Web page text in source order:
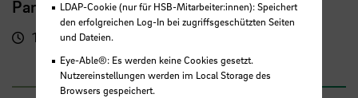
Partizipation in der Technikentwicklung
10:00 - 16:00 Uhr
Campus Am Brill
LDAP-Cookie (nur für HSB-Mitarbeiter:innen): Speichert
den erfolgreichen Log-In bei zugriffsgeschützten Seiten
und Dateien.
Eye-Able®: Es werden keine Cookies gesetzt.
Nutzereinstellungen werden im Local Storage des
Browsers gespeichert.